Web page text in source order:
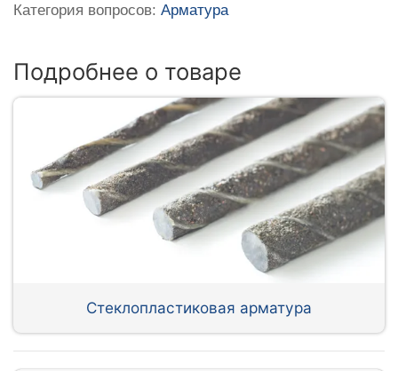
Категория вопросов: Арматура
Подробнее о товаре
Стеклопластиковая арматура